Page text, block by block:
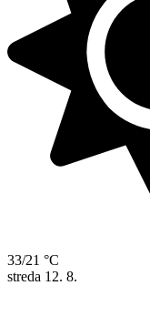
33/21 °C
streda 12. 8.